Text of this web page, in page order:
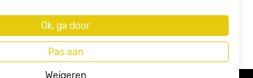
Ok, ga door
Pas aan
Weigeren